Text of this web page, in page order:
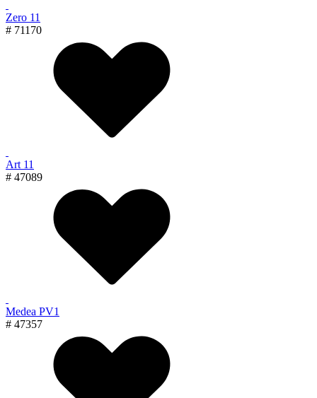
Zero 11
# 71170
Art 11
# 47089
Medea PV1
# 47357